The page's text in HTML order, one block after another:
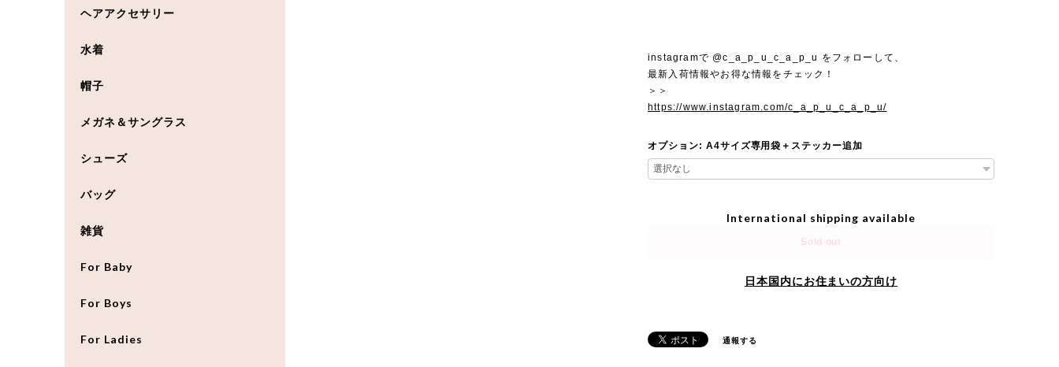
instagramで @c_a_p_u_c_a_p_u をフォローして、
最新入荷情報やお得な情報をチェック！
＞＞
https://www.instagram.com/c_a_p_u_c_a_p_u/
オプション: A4サイズ専用袋＋ステッカー追加
International shipping available
Sold out
日本国内にお住まいの方向け
通報する
ヘアアクセサリー
水着
帽子
メガネ＆サングラス
シューズ
バッグ
雑貨
For Baby
For Boys
For Ladies